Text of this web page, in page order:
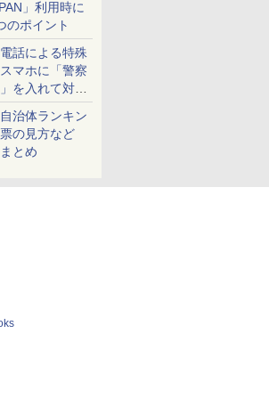
」利用時に
のポイント
話による特殊
マホに「警察
を入れて対策
治体ランキン
の見方など
とめ